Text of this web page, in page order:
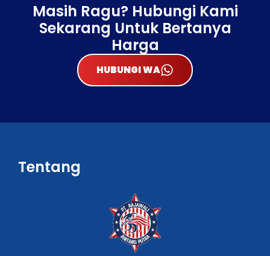
Masih Ragu? Hubungi Kami
Sekarang Untuk Bertanya
Harga
HUBUNGI WA
Tentang